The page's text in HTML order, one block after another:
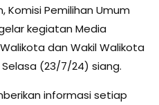
Komisi Pemilihan Umum
kegiatan Media
dan Wakil Walikota
(23/7/24) siang.
informasi setiap